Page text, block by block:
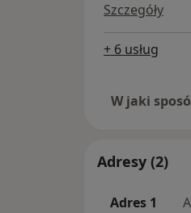
Szczegóły
+ 6 usług
W jaki
Adresy (2)
Adres 1